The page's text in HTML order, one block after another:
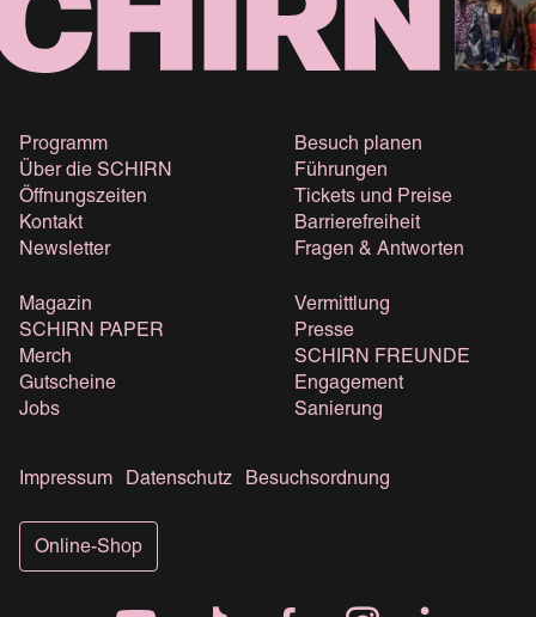
Programm
Über die SCHIRN
Öffnungszeiten
Kontakt
Newsletter
Besuch planen
Führungen
Tickets und Preise
Barrierefreiheit
Fragen & Antworten
Magazin
SCHIRN PAPER
Merch
Gutscheine
Jobs
Vermittlung
Presse
SCHIRN FREUNDE
Engagement
Sanierung
Impressum Datenschutz Besuchsordnung
Online-Shop